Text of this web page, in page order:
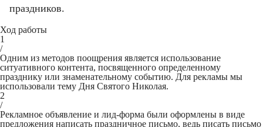
праздников.
Ход работы
1
/
Одним из методов поощрения является использование
ситуативного контента, посвященного определенному
празднику или знаменательному событию. Для рекламы мы
использовали тему Дня Святого Николая.
2
/
Рекламное объявление и лид-форма были оформлены в виде
предложения написать праздничное письмо, ведь писать письмо